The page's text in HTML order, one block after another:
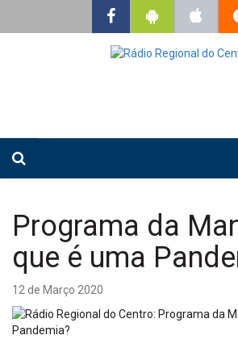
Programa da
que é uma
12 de Março 2020